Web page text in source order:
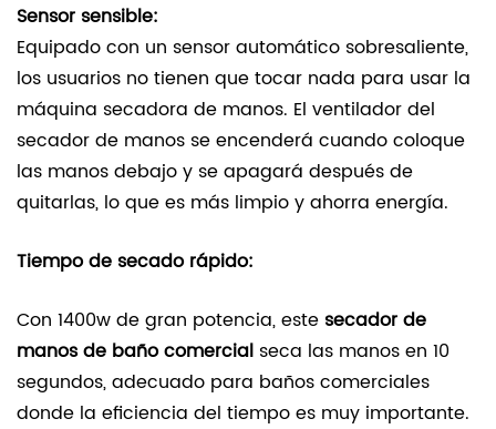
Sensor sensible:
Equipado con un sensor automático sobresaliente,
los usuarios no tienen que tocar nada para usar la
máquina secadora de manos. El ventilador del
secador de manos se encenderá cuando coloque
las manos debajo y se apagará después de
quitarlas, lo que es más limpio y ahorra energía.
Tiempo de secado rápido:
Con 1400w de gran potencia, este secador de
manos de baño comercial seca las manos en 10
segundos, adecuado para baños comerciales
donde la eficiencia del tiempo es muy importante.